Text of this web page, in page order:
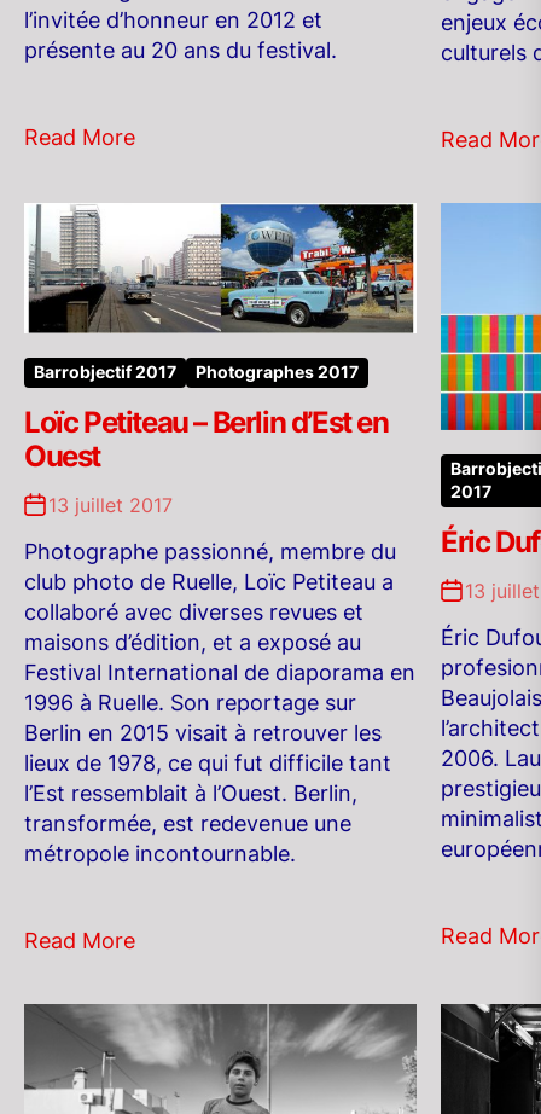
l’invitée d’honneur en 2012 et
présente au 20 ans du festival.
Read More
enjeux
culturels
Read
Barrobjectif 2017 Photographes 2017
Loïc Petiteau – Berlin d’Est en
Ouest
13 juillet 2017
Photographe passionné, membre du
club photo de Ruelle, Loïc Petiteau a
collaboré avec diverses revues et
maisons d’édition, et a exposé au
Festival International de diaporama en
1996 à Ruelle. Son reportage sur
Berlin en 2015 visait à retrouver les
lieux de 1978, ce qui fut difficile tant
l’Est ressemblait à l’Ouest. Berlin,
transformée, est redevenue une
métropole incontournable.
Read More
2017
Éric
13
Éric
2006.
Read